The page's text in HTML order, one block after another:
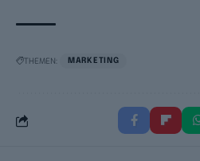
THEMEN: MARKETING